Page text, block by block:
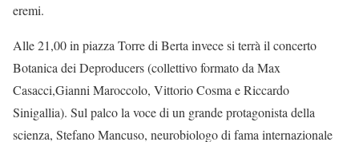
eremi.
Alle 21,00 in piazza Torre di Berta invece si terrà il concerto
Botanica dei Deproducers (collettivo formato da Max
Casacci,Gianni Maroccolo, Vittorio Cosma e Riccardo
Sinigallia). Sul palco la voce di un grande protagonista della
scienza, Stefano Mancuso, neurobiologo di fama internazionale